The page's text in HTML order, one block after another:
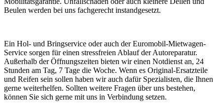
Beulen werden bei uns fachgerecht instandgesetzt.
Ein Hol- und Bringservice oder auch der Euromobil-Mietwagen-
Service sorgen für einen stressfreien Ablauf der Autoreparatur.
Außerhalb der Öffnungszeiten bieten wir einen Notdienst an, 24
Stunden am Tag, 7 Tage die Woche. Wenn es Original-Ersatzteile
und Reifen sein sollen haben wir auch dafür Spezialisten, die Ihnen
gerne weiterhelfen. Sollten weitere Fragen über uns bestehen,
können Sie sich gerne mit uns in Verbindung setzen.